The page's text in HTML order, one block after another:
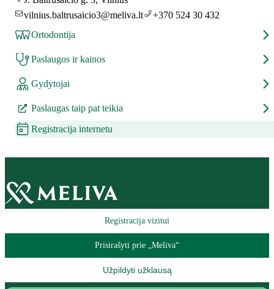
vilnius.baltrusaicio3@meliva.lt
+370 524 30 432
Ortodontija
Paslaugos ir kainos
Gydytojai
Paslaugas taip pat teikia
Registracija internetu
Registracija vizitui
Prisirašyti prie „Meliva“
Užpildyti užklausą